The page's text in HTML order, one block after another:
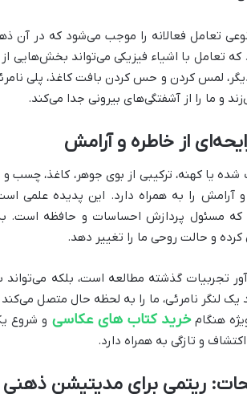
تعامل فعالانه را موجب می‌شود که در آن
تعامل با اشیاء فیزیکی می‌تواند بخش‌هایی
لمس کردن و حس کردن بافت کاغذ، پلی
و ما را از آشفتگی‌های بیرونی جدا می‌کند.
از خاطره و آرامش
یا کهنه، ترکیبی از بوی جوهر، کاغذ، چسب و
آرامش را به همراه دارد. این پدیده علمی
که مسئول پردازش احساسات و حافظه است.
کرده و حالت روحی ما را تغییر دهد.
تجربیات گذشته مطالعه است، بلکه می‌تواند
یک لنگر نامرئی، ما را به لحظه حال متصل
هنگامخرید کتاب های عکاسی و شروع
و تازگی به همراه دارد.
ریتمی برای مدیتیشن ذهنی